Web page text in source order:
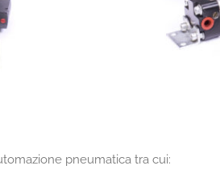
pneumatica tra cui: